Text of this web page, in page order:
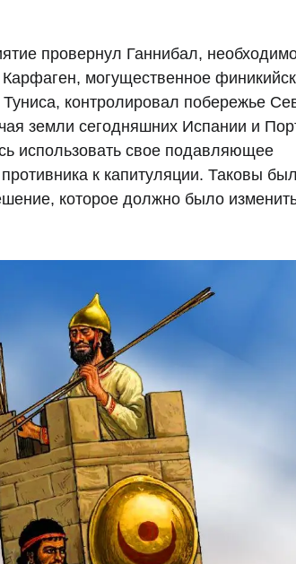
провернул Ганнибал,
Карфаген, могущественное
контролировал побережье
земли сегодняшних Испании и
использовать свое подавляющее
к капитуляции. Таковы
которое должно было